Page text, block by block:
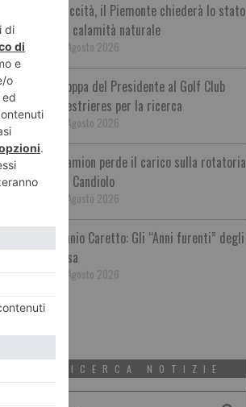
Siccità, il Piemonte chiederà lo stato
di calamità naturale
7 Agosto 2026
Coppa del Presidente al Golf Club
Sestrieres per la ricerca
7 Agosto 2026
Camion perde il carico sulla rotatoria
di Candiolo
7 Agosto 2026
Ennio Caretto: Gli “Anni furenti” degli
Usa
7 Agosto 2026
RICERCA NOTIZIE